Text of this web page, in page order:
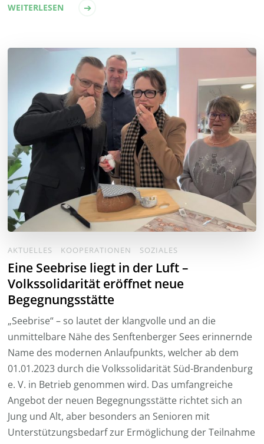
WEITERLESEN
AKTUELLES KOOPERATIONEN SOZIALES
Eine Seebrise liegt in der Luft –
Volkssolidarität eröffnet neue
Begegnungsstätte
„Seebrise“ – so lautet der klangvolle und an die
unmittelbare Nähe des Senftenberger Sees erinnernde
Name des modernen Anlaufpunkts, welcher ab dem
01.01.2023 durch die Volkssolidarität Süd-Brandenburg
e. V. in Betrieb genommen wird. Das umfangreiche
Angebot der neuen Begegnungsstätte richtet sich an
Jung und Alt, aber besonders an Senioren mit
Unterstützungsbedarf zur Ermöglichung der Teilnahme